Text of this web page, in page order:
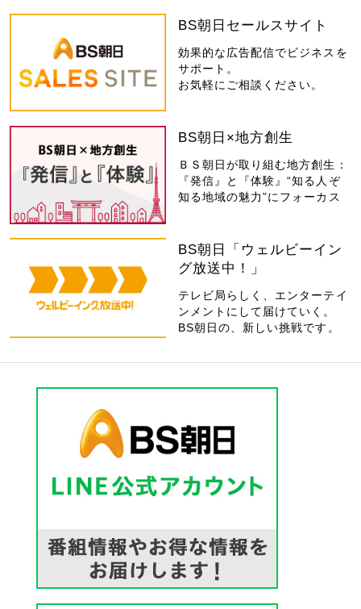
BS朝日セールスサイト
効果的な広告配信でビジネスを
サポート。
お気軽にご相談ください。
BS朝日×地方創生
ＢＳ朝日が取り組む地方創生：
『発信』と『体験』“知る人ぞ
知る地域の魅力”にフォーカス
BS朝日「ウェルビーイン
グ放送中！」
テレビ局らしく、エンターテイ
ンメントにして届けていく。
BS朝日の、新しい挑戦です。